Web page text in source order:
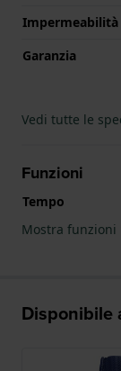
Impermeabilità
Garanzia
Vedi tutte le
Funzioni
Tempo
Mostra funzioni
Disponibile